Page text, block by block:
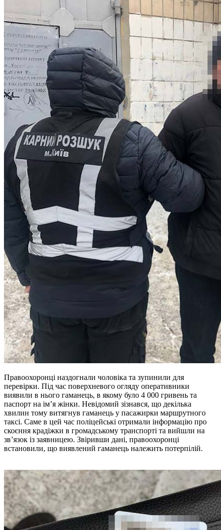
Правоохоронці наздогнали чоловіка та зупинили для
перевірки. Під час поверхневого огляду оперативники
виявили в нього гаманець, в якому було 4 000 гривень та
паспорт на ім’я жінки. Невідомий зізнався, що декілька
хвилин тому витягнув гаманець у пасажирки маршрутного
таксі. Саме в цей час поліцейські отримали інформацію про
скоєння крадіжки в громадському транспорті та вийшли на
зв’язок із заявницею. Звіривши дані, правоохоронці
встановили, що виявлений гаманець належить потерпілій.